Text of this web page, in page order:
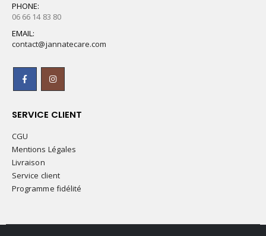
PHONE:
06 66 14 83 80
EMAIL:
contact@jannatecare.com
SERVICE CLIENT
CGU
Mentions Légales
Livraison
Service client
Programme fidélité